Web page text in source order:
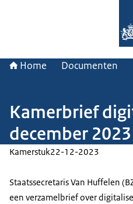
Home Documenten
Kamerbrief
december 2023
Kamerstuk22-12-2023
Staatssecretaris Van Huffelen
een verzamelbrief over